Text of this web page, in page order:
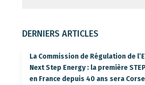
DERNIERS ARTICLES
La Commission de Régulation de
Next Step Energy : la première
en France depuis 40 ans sera